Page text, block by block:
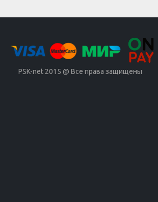
PSK-net 2015 @ Все права защищены